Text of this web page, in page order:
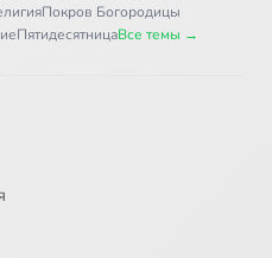
Покров Богородицы
ПятидесятницаВсе темы →